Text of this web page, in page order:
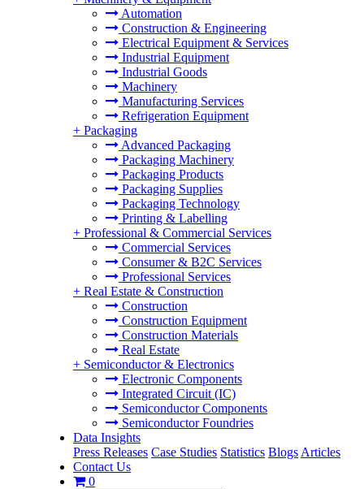
Automation
Construction & Engineering
Electrical Equipment & Services
Industrial Equipment
Industrial Goods
Machinery
Manufacturing Services
Refrigeration Equipment
+ Packaging
Advanced Packaging
Packaging Machinery
Packaging Products
Packaging Supplies
Packaging Technology
Printing & Labelling
+ Professional & Commercial Services
Commercial Services
Consumer & B2C Services
Professional Services
+ Real Estate & Construction
Construction
Construction Equipment
Construction Materials
Real Estate
+ Semiconductor & Electronics
Electronic Components
Integrated Circuit (IC)
Semiconductor Components
Semiconductor Foundries
Data Insights
Press Releases Case Studies Statistics Blogs Articles
Contact Us
0